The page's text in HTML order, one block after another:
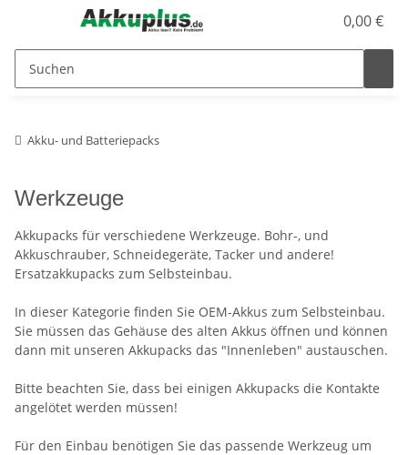
0,00 €
Akku- und Batteriepacks
Werkzeuge
Akkupacks für verschiedene Werkzeuge. Bohr-, und
Akkuschrauber, Schneidegeräte, Tacker und andere!
Ersatzakkupacks zum Selbsteinbau.
In dieser Kategorie finden Sie OEM-Akkus zum Selbsteinbau.
Sie müssen das Gehäuse des alten Akkus öffnen und können
dann mit unseren Akkupacks das "Innenleben" austauschen.
Bitte beachten Sie, dass bei einigen Akkupacks die Kontakte
angelötet werden müssen!
Für den Einbau benötigen Sie das passende Werkzeug um